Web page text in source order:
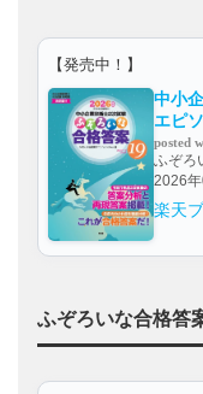
【発売中！】
中小
エピ
posted
ふぞろ
2026
楽天
ふぞろいな合格答